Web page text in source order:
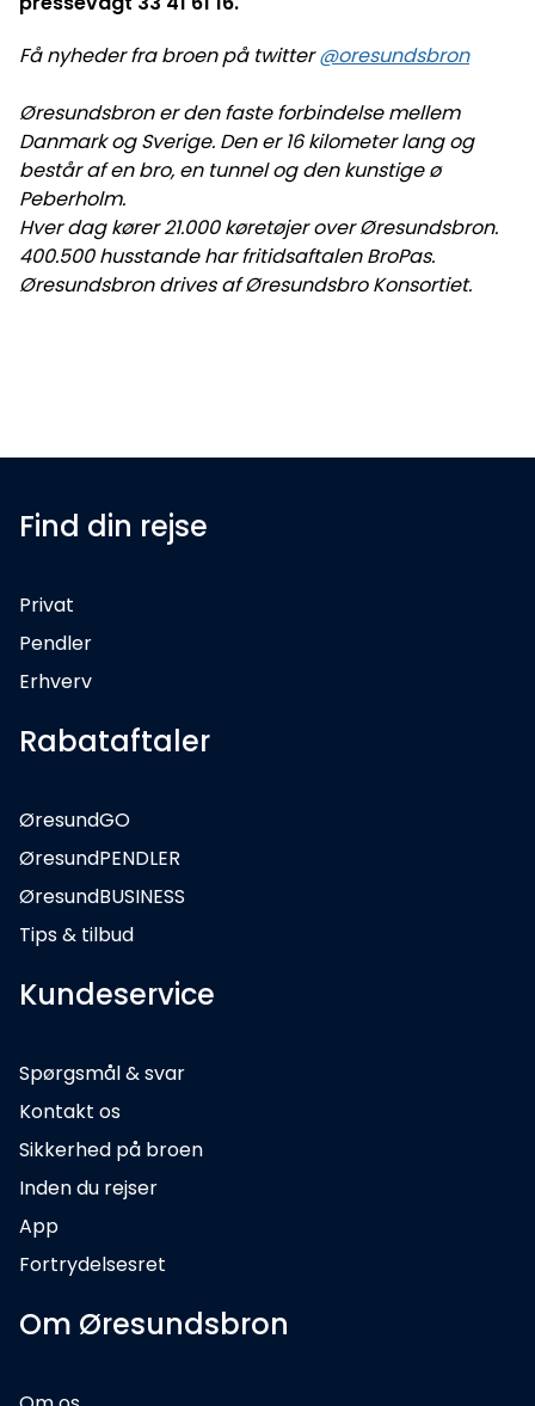
Få nyheder fra broen på twitter@oresundsbron
Øresundsbron er den faste forbindelse mellem
Danmark og Sverige. Den er 16 kilometer lang og
består af en bro, en tunnel og den kunstige ø
Peberholm.
Hver dag kører 21.000 køretøjer over Øresundsbron.
400.500 husstande har fritidsaftalen BroPas.
Øresundsbron drives af Øresundsbro Konsortiet.
Find din rejse
Privat
Pendler
Erhverv
Rabataftaler
ØresundGO
ØresundPENDLER
ØresundBUSINESS
Tips & tilbud
Kundeservice
Spørgsmål & svar
Kontakt os
Sikkerhed på broen
Inden du rejser
App
Fortrydelsesret
Om Øresundsbron